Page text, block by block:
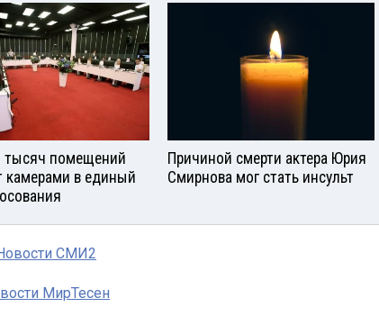
тысяч помещений
камерами в единый
Причиной смерти актера Юрия
Смирнова мог стать инсульт
СМИ2
МирТесен